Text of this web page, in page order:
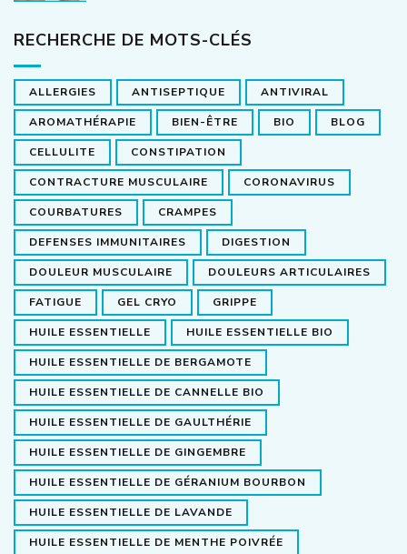
RECHERCHE DE MOTS-CLÉS
ALLERGIES ANTISEPTIQUE ANTIVIRAL
AROMATHÉRAPIE BIEN-ÊTRE BIO BLOG
CELLULITE CONSTIPATION
CONTRACTURE MUSCULAIRE CORONAVIRUS
COURBATURES CRAMPES
DEFENSES IMMUNITAIRES DIGESTION
DOULEUR MUSCULAIRE DOULEURS ARTICULAIRES
FATIGUE GEL CRYO GRIPPE
HUILE ESSENTIELLE HUILE ESSENTIELLE BIO
HUILE ESSENTIELLE DE BERGAMOTE
HUILE ESSENTIELLE DE CANNELLE BIO
HUILE ESSENTIELLE DE GAULTHÉRIE
HUILE ESSENTIELLE DE GINGEMBRE
HUILE ESSENTIELLE DE GÉRANIUM BOURBON
HUILE ESSENTIELLE DE LAVANDE
HUILE ESSENTIELLE DE MENTHE POIVRÉE